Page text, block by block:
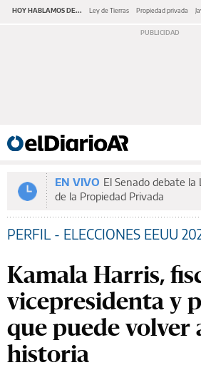
HOY HABLAMOS DE... Ley de Tierras Propiedad privada
EN VIVO El Senado debate la
de la Propiedad Privada
PERFIL - ELECCIONES EEUU
Kamala Harris,
vicepresidenta y
que puede volver
historia